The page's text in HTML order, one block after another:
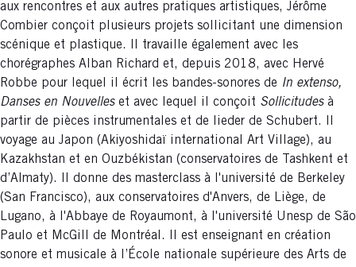
aux rencontres et aux autres pratiques artistiques, Jérôme
Combier conçoit plusieurs projets sollicitant une dimension
scénique et plastique. Il travaille également avec les
chorégraphes Alban Richard et, depuis 2018, avec Hervé
Robbe pour lequel il écrit les bandes-sonores de In extenso,
Danses en Nouvelleset avec lequel il conçoit Sollicitudesà
partir de pièces instrumentales et de lieder de Schubert. Il
voyage au Japon (Akiyoshidaï international Art Village), au
Kazakhstan et en Ouzbékistan (conservatoires de Tashkent et
d’Almaty). Il donne des masterclass à l'université de Berkeley
(San Francisco), aux conservatoires d'Anvers, de Liège, de
Lugano, à l'Abbaye de Royaumont, à l'université Unesp de São
Paulo et McGill de Montréal. Il est enseignant en création
sonore et musicale à l’École nationale supérieure des Arts de